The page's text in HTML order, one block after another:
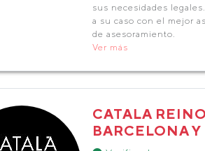
sus necesidades
a su caso con el mejor
de asesoramiento.
Ver más
CATALA
BARCELONA